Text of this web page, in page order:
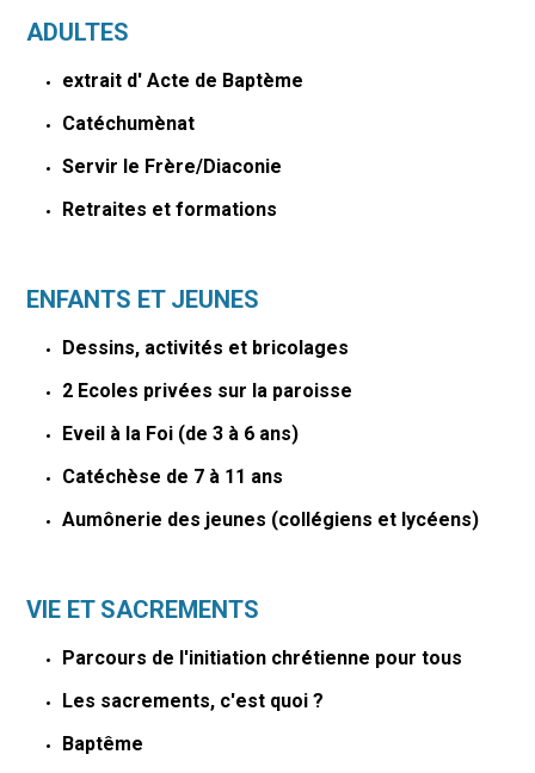
ADULTES
extrait d' Acte de Baptème
Catéchumènat
Servir le Frère/Diaconie
Retraites et formations
ENFANTS ET JEUNES
Dessins, activités et bricolages
2 Ecoles privées sur la paroisse
Eveil à la Foi (de 3 à 6 ans)
Catéchèse de 7 à 11 ans
Aumônerie des jeunes (collégiens et lycéens)
VIE ET SACREMENTS
Parcours de l'initiation chrétienne pour tous
Les sacrements, c'est quoi ?
Baptême